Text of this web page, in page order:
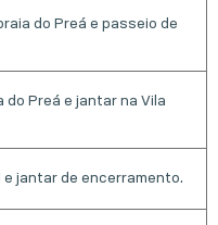
do Preá e passeio de
do Preá e jantar na Vila
e jantar de encerramento.